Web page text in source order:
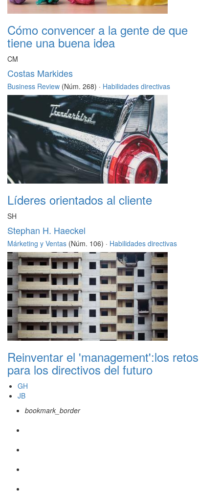
Cómo convencer a la gente de que
tiene una buena idea
CM
Costas Markides
Business Review (Núm. 268) · Habilidades directivas
Líderes orientados al cliente
SH
Stephan H. Haeckel
Márketing y Ventas (Núm. 106) · Habilidades directivas
Reinventar el 'management':los retos
para los directivos del futuro
GH
JB
bookmark_border